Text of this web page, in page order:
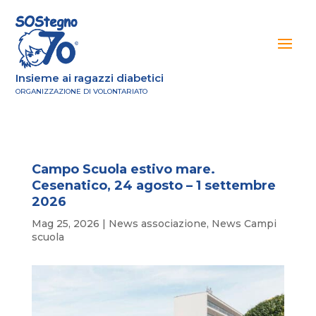
Insieme ai ragazzi diabetici
ORGANIZZAZIONE DI VOLONTARIATO
Campo Scuola estivo mare.
Cesenatico, 24 agosto – 1 settembre
2026
Mag 25, 2026 | News associazione, News Campi
scuola